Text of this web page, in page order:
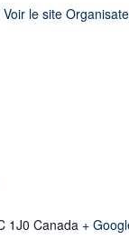
Voir le site
1J0 Canada +